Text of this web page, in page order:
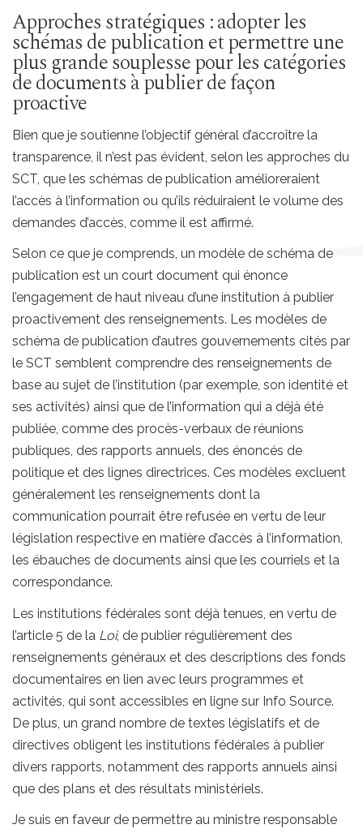
Approches stratégiques : adopter les
schémas de publication et permettre une
plus grande souplesse pour les catégories
de documents à publier de façon
proactive
Bien que je soutienne l’objectif général d’accroître la
transparence, il n’est pas évident, selon les approches du
SCT, que les schémas de publication amélioreraient
l’accès à l’information ou qu’ils réduiraient le volume des
demandes d’accès, comme il est affirmé.
Selon ce que je comprends, un modèle de schéma de
publication est un court document qui énonce
l’engagement de haut niveau d’une institution à publier
proactivement des renseignements. Les modèles de
schéma de publication d’autres gouvernements cités par
le SCT semblent comprendre des renseignements de
base au sujet de l’institution (par exemple, son identité et
ses activités) ainsi que de l’information qui a déjà été
publiée, comme des procès-verbaux de réunions
publiques, des rapports annuels, des énoncés de
politique et des lignes directrices. Ces modèles excluent
généralement les renseignements dont la
communication pourrait être refusée en vertu de leur
législation respective en matière d’accès à l’information,
les ébauches de documents ainsi que les courriels et la
correspondance.
Les institutions fédérales sont déjà tenues, en vertu de
l’article 5 de la Loi, de publier régulièrement des
renseignements généraux et des descriptions des fonds
documentaires en lien avec leurs programmes et
activités, qui sont accessibles en ligne sur Info Source.
De plus, un grand nombre de textes législatifs et de
directives obligent les institutions fédérales à publier
divers rapports, notamment des rapports annuels ainsi
que des plans et des résultats ministériels.
Je suis en faveur de permettre au ministre responsable